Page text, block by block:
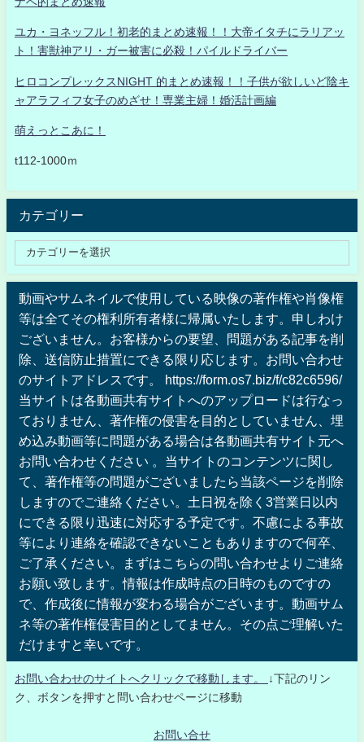
ユカ・ヨネッフル！初老的まとめ速報！！大帝イタチにラリアッ
ト！害獣神アリ・ガー被害に必殺！パイルドライバー
ヒロコンプレックスNIGHT 的まとめ速報！！子供が欲しいど陰キ
ャアラフィフ女子のめざせ！専業主婦！婚活計画編
萌えっとこあに！
t112-1000ｍ
カテゴリー
動画やサムネイルで使用している映像の著作権や肖像権
等は全てその権利所有者様に帰属いたします。申しわけ
ございません。お客様からの要望、問題がある記事を削
除、送信防止措置にできる限り応じます。お問い合わせ
のサイトアドレスです。 https://form.os7.biz/f/c82c6596/
当サイトは各動画共有サイトへのアップロードは行なっ
ておりません、著作権の侵害を目的としていません、埋
め込み動画等に問題がある場合は各動画共有サイト元へ
お問い合わせください 。当サイトのコンテンツに関し
て、著作権等の問題がございましたら当該ページを削除
しますのでご連絡ください。土日祝を除く3営業日以内
にできる限り迅速に対応する予定です。不慮による事故
等により連絡を確認できないこともありますので何卒、
ご了承ください。まずはこちらの問い合わせよりご連絡
お願い致します。情報は作成時点の日時のものですの
で、作成後に情報が変わる場合がございます。動画サム
ネ等の著作権侵害目的としてません。その点ご理解いた
だけますと幸いです。
お問い合わせのサイトへクリックで移動します。
↓下記のリン
ク、ボタンを押すと問い合わせページに移動
お問い合せ